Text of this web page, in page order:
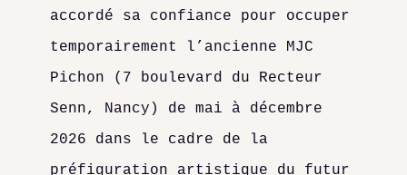
accordé sa confiance pour occuper
temporairement l’ancienne MJC
Pichon (7 boulevard du Recteur
Senn, Nancy) de mai à décembre
2026 dans le cadre de la
préfiguration artistique du futur